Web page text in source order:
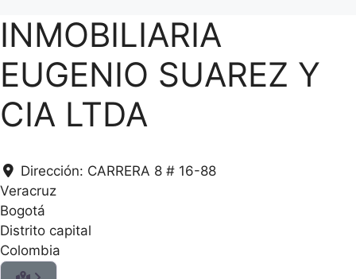
INMOBILIARIA
EUGENIO SUAREZ Y
CIA LTDA
Dirección: CARRERA 8 # 16-88
Veracruz
Bogotá
Distrito capital
Colombia